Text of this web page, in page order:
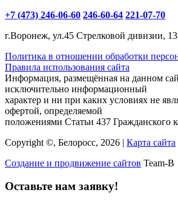
+7 (473) 246-06-60 246-60-64 221-07-70
г.Воронеж, ул.45 Стрелковой дивизии,
Политика в отношении обработки
Правила использования сайта
Информация, размещённая на данном
исключительно информационный
характер и ни при каких условиях не
офертой, определяемой
положениями Статьи 437 Гражданского
Copyright ©, Белоросс, 2026 | Карта сайта
Создание и продвижение сайтов Team-B
Оставьте нам заявку!